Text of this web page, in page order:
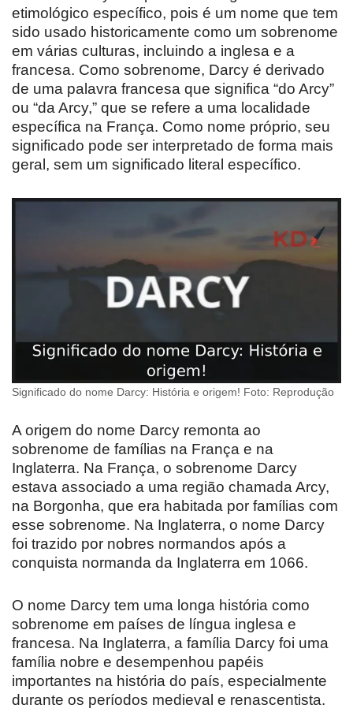
etimológico específico, pois é um nome que tem
sido usado historicamente como um sobrenome
em várias culturas, incluindo a inglesa e a
francesa. Como sobrenome, Darcy é derivado
de uma palavra francesa que significa “do Arcy”
ou “da Arcy,” que se refere a uma localidade
específica na França. Como nome próprio, seu
significado pode ser interpretado de forma mais
geral, sem um significado literal específico.
Significado do nome Darcy: História e origem! Foto: Reprodução
A origem do nome Darcy remonta ao
sobrenome de famílias na França e na
Inglaterra. Na França, o sobrenome Darcy
estava associado a uma região chamada Arcy,
na Borgonha, que era habitada por famílias com
esse sobrenome. Na Inglaterra, o nome Darcy
foi trazido por nobres normandos após a
conquista normanda da Inglaterra em 1066.
O nome Darcy tem uma longa história como
sobrenome em países de língua inglesa e
francesa. Na Inglaterra, a família Darcy foi uma
família nobre e desempenhou papéis
importantes na história do país, especialmente
durante os períodos medieval e renascentista.